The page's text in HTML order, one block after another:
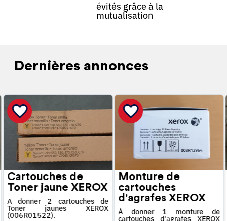
évités grâce à la
mutualisation
Dernières annonces
Cartouches de
Toner jaune XEROX
À donner 2 cartouches de
Toner jaunes XEROX
(006R01522).
Monture de
cartouches
d'agrafes XEROX
À donner 1 monture de
cartouches d'agrafes XEROX